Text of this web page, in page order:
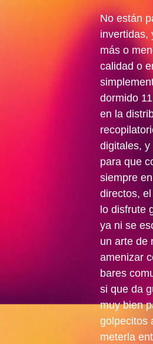
No están
invertidas,
más o
calidad o
dormido
en la
digitales, y
para que
siempre
directos,
lo disfrute
ya ni se
un arte de
amenizar
bares
si que da
muy bien
golpecitos
meterla